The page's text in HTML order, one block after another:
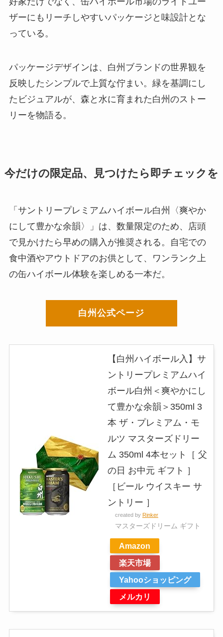
ザーにもリーチしやすいパッケージと味設計とな
っている。
パッケージデザインは、白州ブランドの世界観を
反映したシンプルで上質な佇まい。緑を基調にし
たビジュアルが、森と水に育まれた白州のストー
リーを物語る。
今だけの限定品、見つけたら即チェックを
「サントリープレミアムハイボール白州〈爽やか
にして豊かな余韻〉」は、数量限定のため、店頭
で見かけたら早めの購入が推奨される。自宅での
食中酒やアウトドアのお供として、ワンランク上
の缶ハイボール体験を楽しめる一本だ。
白州公式ページ
【白州ハイボール入】サ
ントリープレミアムハイ
ボール白州＜爽やかにし
て豊かな余韻＞350ml 3
本 ザ・プレミアム・モ
ルツ マスターズドリー
ム 350ml 4本セット［ 父
の日 お中元 ギフト ］
［ビール ウイスキー サ
ントリー ］
created by Rinker
マスターズドリーム ギフト
Amazon
楽天市場
Yahooショッピング
メルカリ